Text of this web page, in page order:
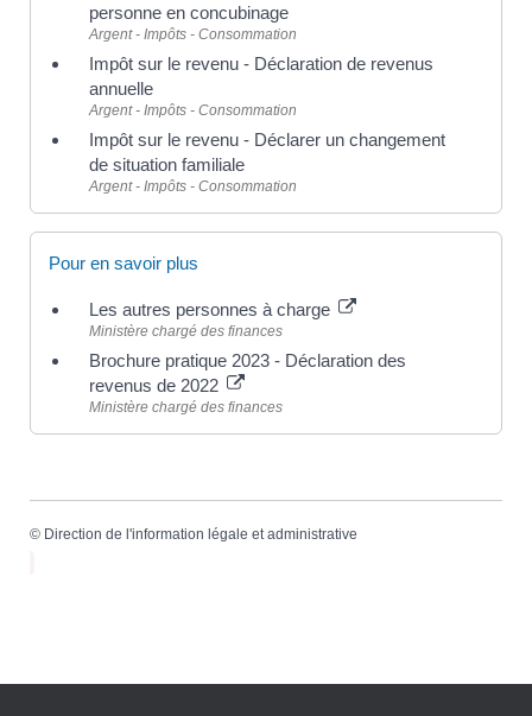
personne en concubinage
Argent - Impôts - Consommation
Impôt sur le revenu - Déclaration de revenus
annuelle
Argent - Impôts - Consommation
Impôt sur le revenu - Déclarer un changement
de situation familiale
Argent - Impôts - Consommation
Pour en savoir plus
Les autres personnes à charge
Ministère chargé des finances
Brochure pratique 2023 - Déclaration des
revenus de 2022
Ministère chargé des finances
© Direction de l'information légale et administrative